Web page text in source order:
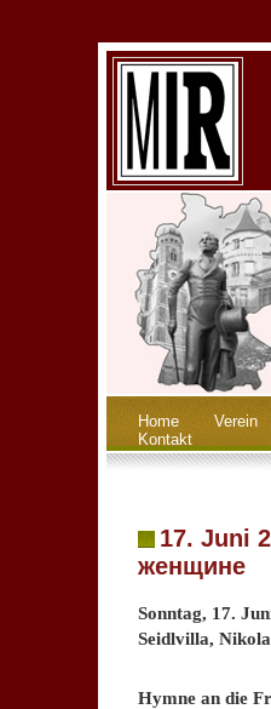
Home Verein
Kontakt
17. Juni
женщине
Sonntag, 17.
Seidlvilla,
Hymne an die